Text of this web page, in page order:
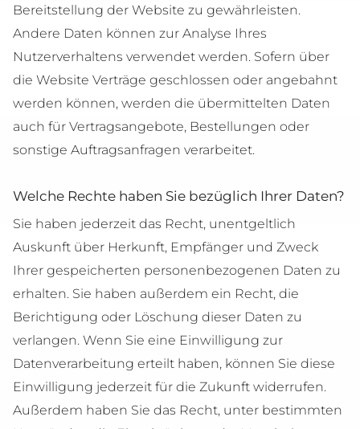
Bereitstellung der Website zu gewährleisten.
Andere Daten können zur Analyse Ihres
Nutzerverhaltens verwendet werden. Sofern über
die Website Verträge geschlossen oder angebahnt
werden können, werden die übermittelten Daten
auch für Vertragsangebote, Bestellungen oder
sonstige Auftragsanfragen verarbeitet.
Welche Rechte haben Sie bezüglich Ihrer Daten?
Sie haben jederzeit das Recht, unentgeltlich
Auskunft über Herkunft, Empfänger und Zweck
Ihrer gespeicherten personenbezogenen Daten zu
erhalten. Sie haben außerdem ein Recht, die
Berichtigung oder Löschung dieser Daten zu
verlangen. Wenn Sie eine Einwilligung zur
Datenverarbeitung erteilt haben, können Sie diese
Einwilligung jederzeit für die Zukunft widerrufen.
Außerdem haben Sie das Recht, unter bestimmten